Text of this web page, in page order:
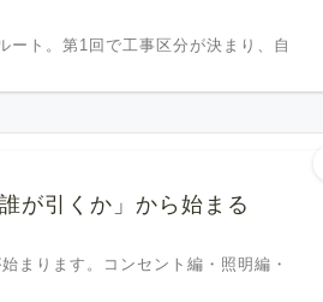
ト。第1回で工事区分が決まり、自
が引くか」から始まる
まります。コンセント編・照明編・